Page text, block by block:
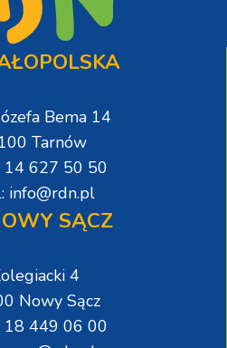
Bema 14
Tarnów
14 627 50 50
info@rdn.pl
SĄCZ
4
Nowy Sącz
18 449 06 00